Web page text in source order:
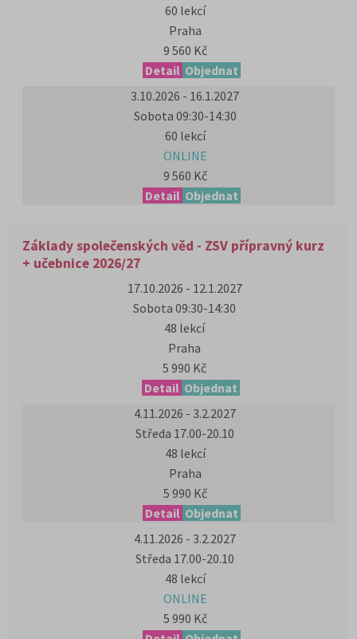
60 lekcí
Praha
9 560 Kč
Detail Objednat
3.10.2026 - 16.1.2027
Sobota 09:30-14:30
60 lekcí
ONLINE
9 560 Kč
Detail Objednat
Základy společenských věd - ZSV přípravný kurz
+ učebnice 2026/27
17.10.2026 - 12.1.2027
Sobota 09:30-14:30
48 lekcí
Praha
5 990 Kč
Detail Objednat
4.11.2026 - 3.2.2027
Středa 17.00-20.10
48 lekcí
Praha
5 990 Kč
Detail Objednat
4.11.2026 - 3.2.2027
Středa 17.00-20.10
48 lekcí
ONLINE
5 990 Kč